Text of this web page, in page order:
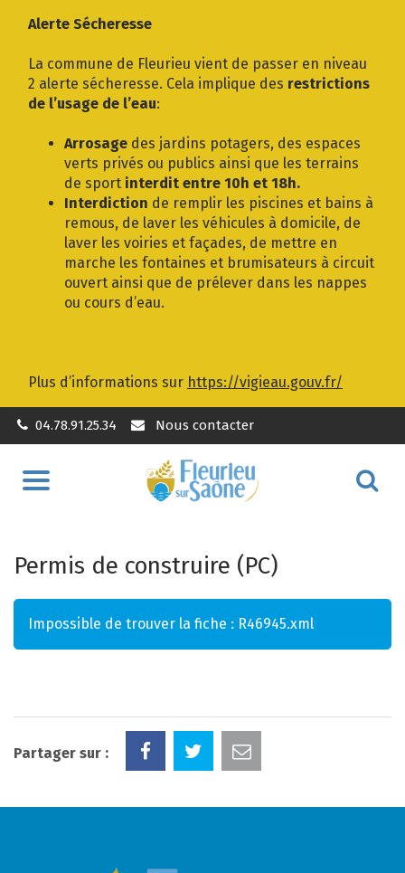
Alerte Sécheresse
La commune de Fleurieu vient de passer en niveau
2 alerte sécheresse. Cela implique des restrictions
de l’usage de l’eau:
Arrosage des jardins potagers, des espaces
verts privés ou publics ainsi que les terrains
de sport interdit entre 10h et 18h.
Interdiction de remplir les piscines et bains à
remous, de laver les véhicules à domicile, de
laver les voiries et façades, de mettre en
marche les fontaines et brumisateurs à circuit
ouvert ainsi que de prélever dans les nappes
ou cours d’eau.
Plus d’informations sur https://vigieau.gouv.fr/
04.78.91.25.34 Nous contacter
Aller
Permis de construire (PC)
Impossible de trouver la fiche : R46945.xml
Partager sur :